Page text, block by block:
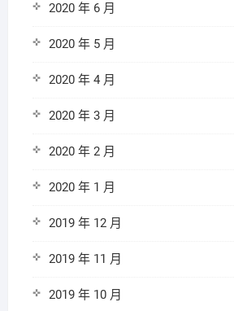
2020 年 6 月
2020 年 5 月
2020 年 4 月
2020 年 3 月
2020 年 2 月
2020 年 1 月
2019 年 12 月
2019 年 11 月
2019 年 10 月